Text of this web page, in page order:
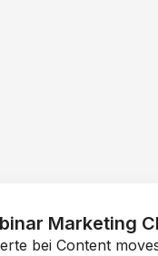
Marketing
bei Content